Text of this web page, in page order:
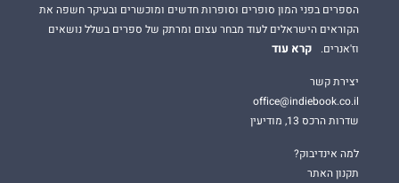
הספרים בפני המון סופרים וסופרות חדשים ומוכשרים ובעיקר חשפה את
הקוראים הישראלים לעוד מבחר עצום ומרתק של ספרים בשלל נושאים
וז'אנרים.
קרא עוד
יצירת קשר
office@indiebook.co.il
שדרות הרכס 13, מודיעין
למה אינדיבוק?
תקנון האתר